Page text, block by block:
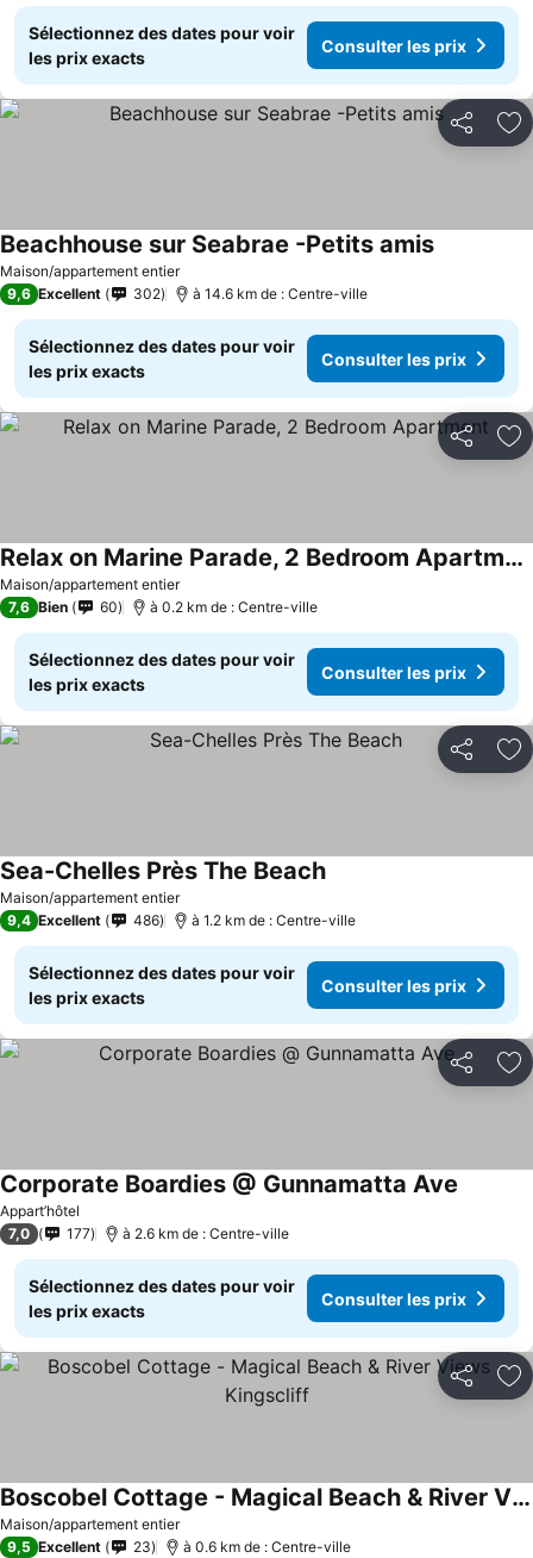
Sélectionnez des dates pour voir
les prix exacts
Consulter les prix
Partager
Maison/appartement entier
Beachhouse sur Seabrae -Petits amisConsulter
9,6 Excellent 302 à 14.6 km de : Centre-ville
Sélectionnez des dates pour voir
les prix exacts
Consulter les prix
Partager
Maison/appartement entier
Relax on Marine Parade, 2 Bedroom Apartment
Consulter les prix
7,6 Bien 60 à 0.2 km de : Centre-ville
Sélectionnez des dates pour voir
les prix exacts
Consulter les prix
Partager
Maison/appartement entier
Sea-Chelles Près The BeachConsulter les prix
9,4 Excellent 486 à 1.2 km de : Centre-ville
Sélectionnez des dates pour voir
les prix exacts
Consulter les prix
Partager
Appart’hôtel
Corporate Boardies @ Gunnamatta Ave
7,0 177 à 2.6 km de : Centre-ville
Sélectionnez des dates pour voir
les prix exacts
Consulter les prix
Partager
Maison/appartement entier
Boscobel Cottage - Magical Beach & River Views - Kingscliff
Consulter les prix
9,5 Excellent 23 à 0.6 km de : Centre-ville